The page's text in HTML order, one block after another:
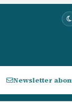
Newsletter